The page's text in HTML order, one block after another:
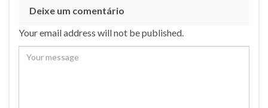
Deixe um comentário
Your email address will not be published.